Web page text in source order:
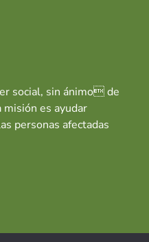
social, sin ánimo de
es ayudar
personas afectadas